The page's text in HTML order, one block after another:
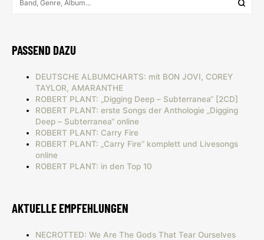
PASSEND DAZU
DEUTSCHE ALBUMCHARTS: mit BON JOVI, COREY
TAYLOR, AMARANTHE
ROBERT PLANT: „Digging Deep – Subterranea“ [2CD]
ROBERT PLANT: erste Songs der Anthologie „Digging
Deep – Subterranea“ online
ROBERT PLANT: Carry Fire
ROBERT PLANT: „Carry Fire“ komplett und Livesongs
online
ROBERT PLANT: in den Top 10
AKTUELLE EMPFEHLUNGEN
NECROTTED: We Are The Gods That Tear Ourselves